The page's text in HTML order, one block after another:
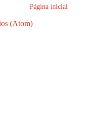
Página inicial
(Atom)